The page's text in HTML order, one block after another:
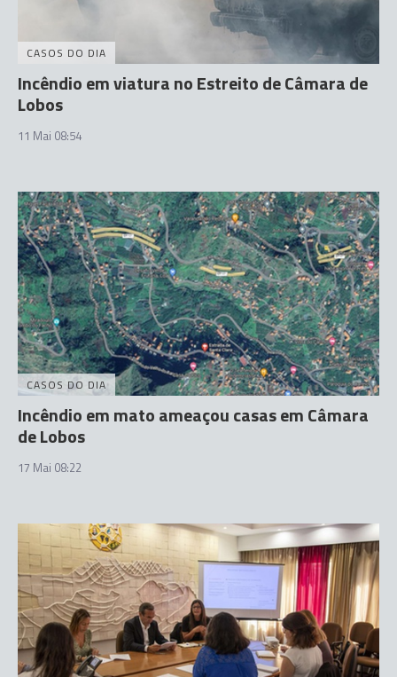
CASOS DO DIA
Incêndio em viatura no Estreito de Câmara de
Lobos
11 Mai 08:54
CASOS DO DIA
Incêndio em mato ameaçou casas em Câmara
de Lobos
17 Mai 08:22